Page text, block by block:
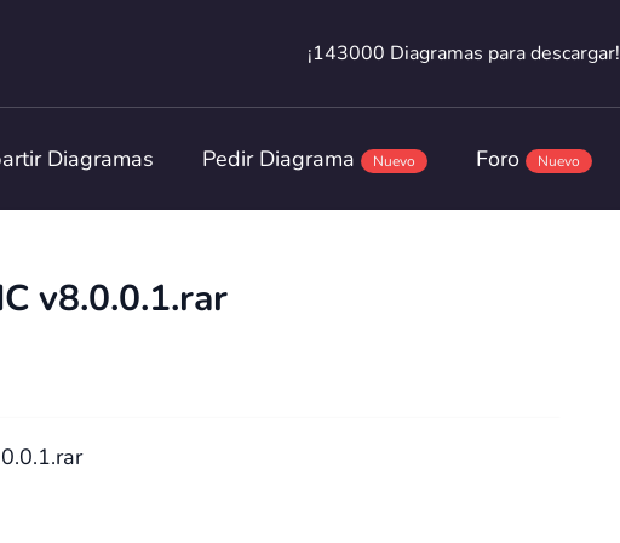
¡143000 Diagramas para descargar!
¡143000 Diagramas para descargar!
Diagramas Pedir Diagrama Nuevo Foro Nuevo
v8.0.0.1.rar